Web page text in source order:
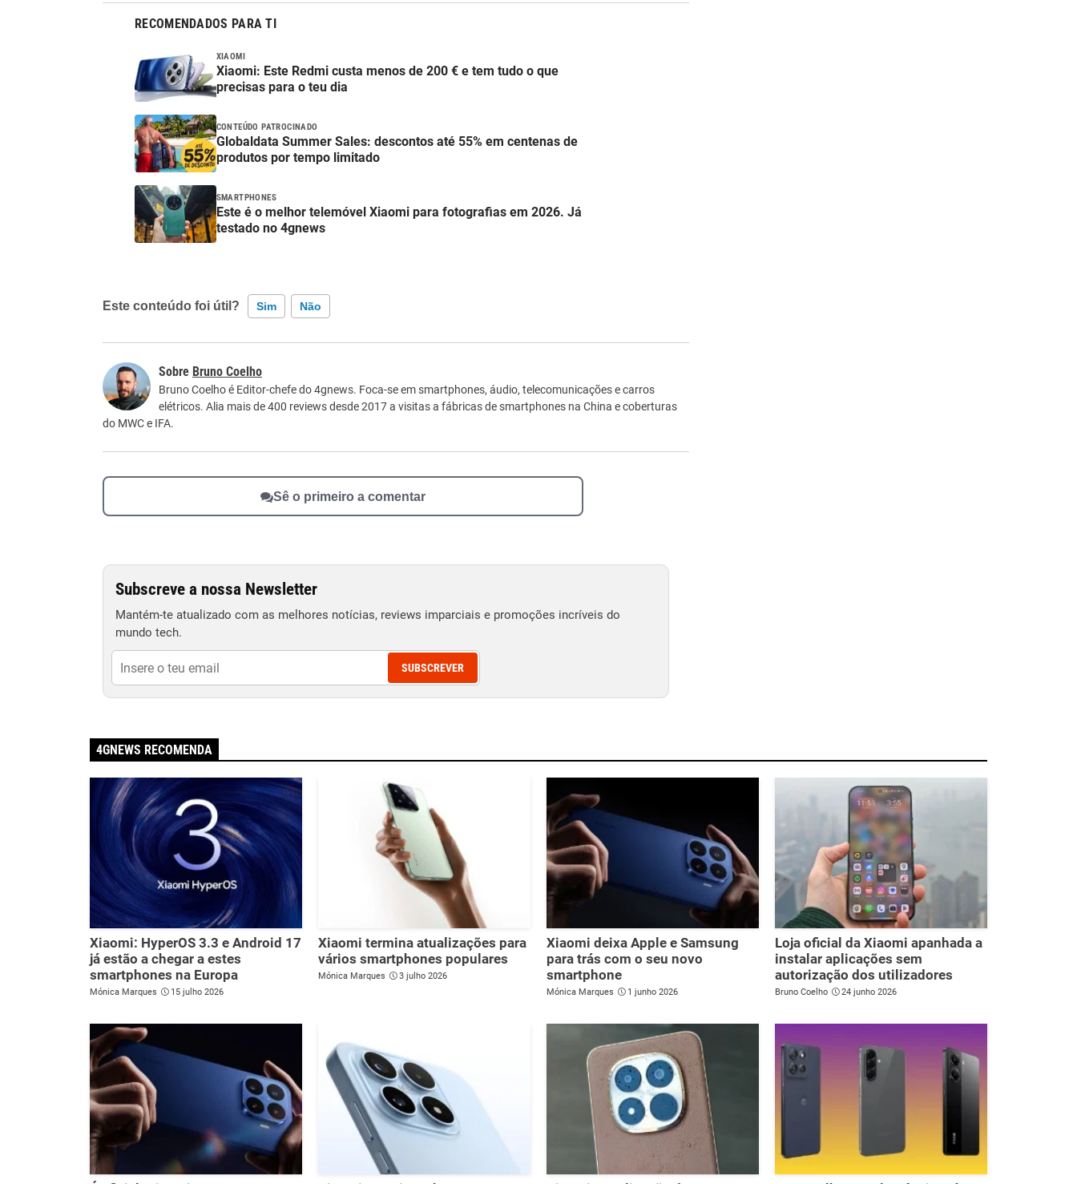
RECOMENDADOS PARA TI
XIAOMI
Xiaomi: Este Redmi custa menos de 200 € e tem tudo o que
precisas para o teu dia
CONTEÚDO PATROCINADO
Globaldata Summer Sales: descontos até 55% em centenas de
produtos por tempo limitado
SMARTPHONES
Este é o melhor telemóvel Xiaomi para fotografias em 2026. Já
testado no 4gnews
Este conteúdo foi útil? Sim Não
Este conteúdo não tem a informação que procuro
Outro
Bruno Coelho
Bruno Coelho é Editor-chefe do 4gnews. Foca-se em smartphones, áudio, telecomunicações e carros
elétricos. Alia mais de 400 reviews desde 2017 a visitas a fábricas de smartphones na China e coberturas
do MWC e IFA.
Sê o primeiro a comentar
Subscreve a nossa Newsletter
Mantém-te atualizado com as melhores notícias, reviews imparciais e promoções incríveis do
mundo tech.
SUBSCREVER
4GNEWS RECOMENDA
Xiaomi: HyperOS 3.3 e Android 17
já estão a chegar a estes
smartphones na Europa
Mónica Marques 15 julho 2026
Xiaomi termina atualizações para
vários smartphones populares
Mónica Marques 3 julho 2026
Xiaomi deixa Apple e Samsung
para trás com o seu novo
smartphone
Mónica Marques 1 junho 2026
Loja oficial da Xiaomi apanhada a
instalar aplicações sem
autorização dos utilizadores
Bruno Coelho 24 junho 2026